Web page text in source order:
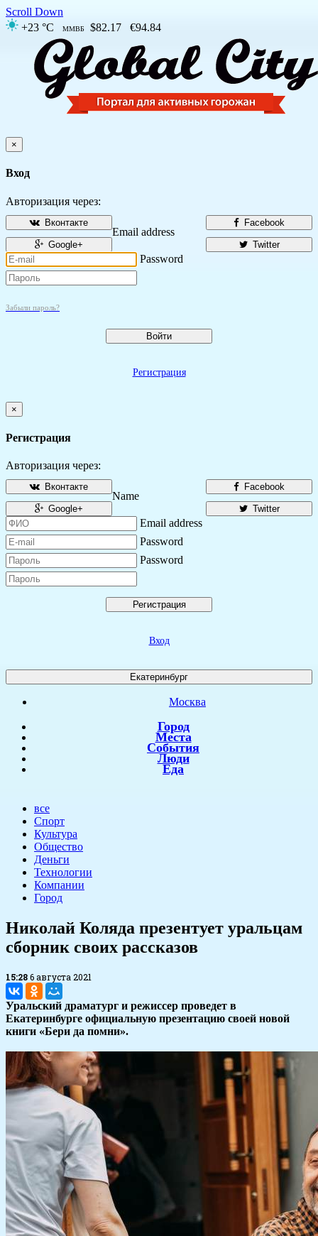
Scroll Down
+23 °C
ММВБ $82.17 €94.84
×
Вход
Авторизация через:
Facebook
Вконтакте
Twitter
Google+
Email address
Password
Забыли пароль?
Войти
Регистрация
×
Регистрация
Авторизация через:
Facebook
Вконтакте
Twitter
Google+
Name
Email address
Password
Password
Регистрация
Вход
Екатеринбург
Москва
Город
Места
События
Люди
Еда
все
Спорт
Культура
Общество
Деньги
Технологии
Компании
Город
Николай Коляда презентует уральцам
сборник своих рассказов
15:286 августа 2021
Уральский драматург и режиссер проведет в
Екатеринбурге официальную презентацию своей новой
книги «Бери да помни».